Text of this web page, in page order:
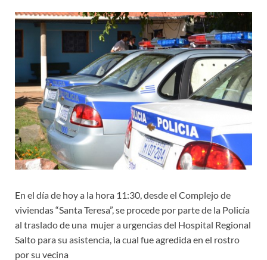
En el día de hoy a la hora 11:30, desde el Complejo de
viviendas “Santa Teresa”, se procede por parte de la Policía
al trasladode una mujer a urgencias del Hospital Regional
Salto para su asistencia, la cual fue agredida en el rostro
por su vecina